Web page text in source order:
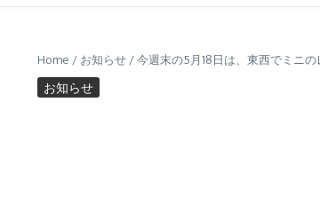
Home / お知らせ /今週末の5月18日は、東西でミニ
お知らせ